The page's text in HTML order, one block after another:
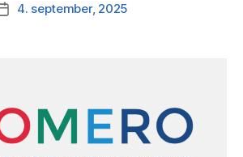
Indlægsdato
4. september, 2025